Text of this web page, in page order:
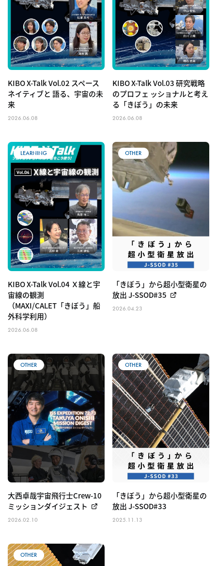
KIBO X-Talk Vol.02 スペース
ネイティブと 語る、宇宙の未
来
2026.06.08
KIBO X-Talk Vol.03 研究戦略
のプロフェ ッショナルと考え
る「きぼう」の未来
2026.06.08
LEARNING
KIBO X-Talk Vol.04 Ｘ線と宇
宙線の観測
（MAXI/CALET「きぼう」船
外科学利用）
2026.06.08
OTHER
「きぼう」から超小型衛星の
放出 J-SSOD#35
2026.04.23
OTHER
大西卓哉宇宙飛行士Crew-10
ミッションダイジェスト
2026.02.10
OTHER
「きぼう」から超小型衛星の
放出 J-SSOD#33
2025.11.13
OTHER